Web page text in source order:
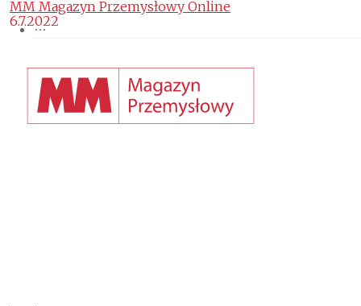
MM Magazyn Przemysłowy Online
6.7.2022